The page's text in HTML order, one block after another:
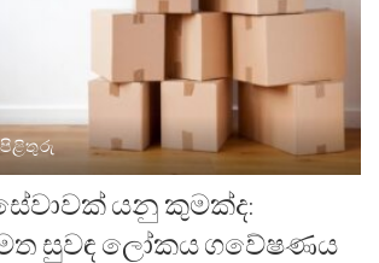
පිළිතුරු
යනු කුමක්ද:
සුවඳ ලෝකය ගවේෂණය